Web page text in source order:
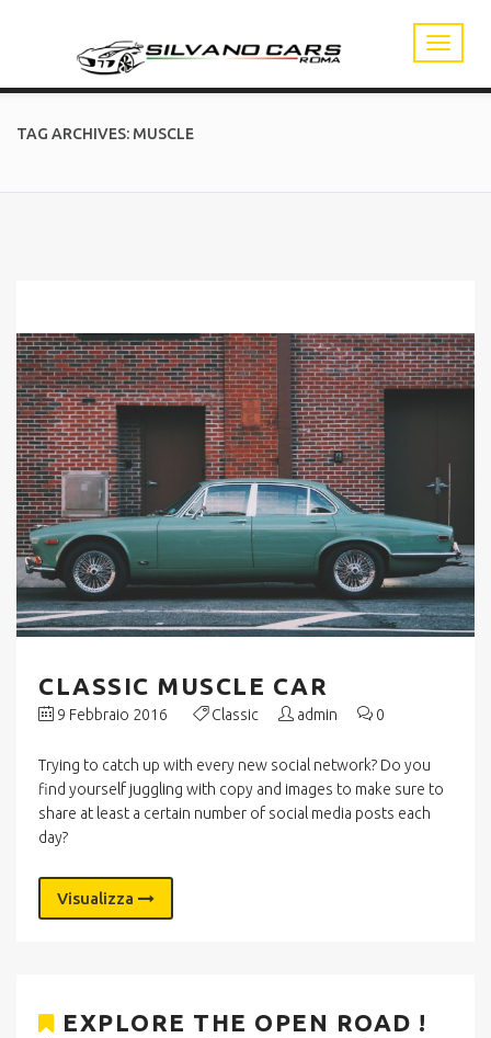
TAG ARCHIVES: MUSCLE
CLASSIC MUSCLE CAR
9 Febbraio 2016 Classic admin 0
Trying to catch up with every new social network? Do you
find yourself juggling with copy and images to make sure to
share at least a certain number of social media posts each
day?
Visualizza
EXPLORE THE OPEN ROAD !